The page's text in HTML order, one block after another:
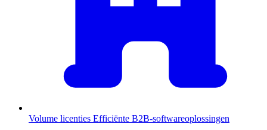
Volume licenties Efficiënte B2B-softwareoplossingen